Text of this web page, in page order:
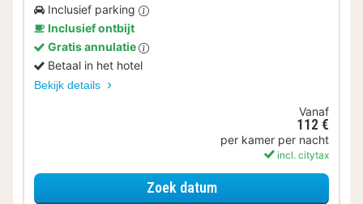
Inclusief parking
Inclusief ontbijt
Gratis annulatie
Betaal in het hotel
Bekijk details
Vanaf
112 €
per kamer per nacht
incl. citytax
Zoek datumvoor Met parkeerplek